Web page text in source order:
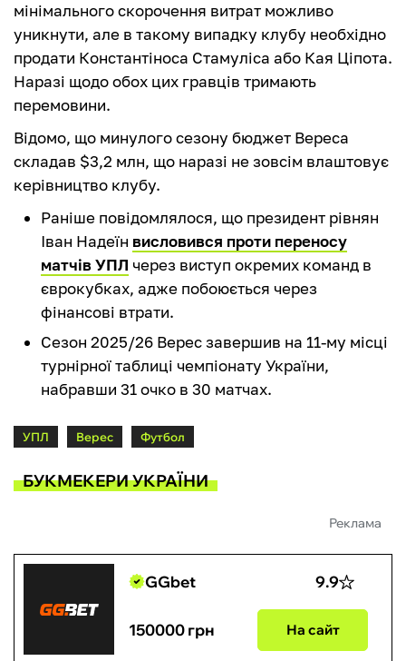
мінімального скорочення витрат можливо
уникнути, але в такому випадку клубу необхідно
продати Константіноса Стамуліса або Кая Ціпота.
Наразі щодо обох цих гравців тримають
перемовини.
Відомо, що минулого сезону бюджет Вереса
складав $3,2 млн, що наразі не зовсім влаштовує
керівництво клубу.
Раніше повідомлялося, що президент рівнян
Іван Надеїн висловився проти переносу
матчів УПЛ через виступ окремих команд в
єврокубках, адже побоюється через
фінансові втрати.
Сезон 2025/26 Верес завершив на 11-му місці
турнірної таблиці чемпіонату України,
набравши 31 очко в 30 матчах.
УПЛ Верес Футбол
БУКМЕКЕРИ УКРАЇНИ
Реклама
GGbet 9.9
150000 грн На сайт